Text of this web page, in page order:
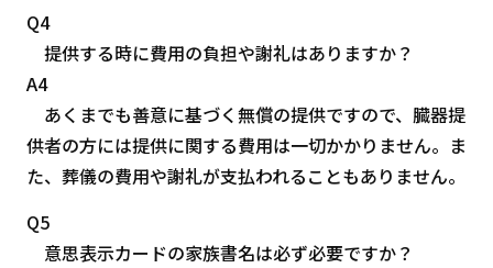
Q4
提供する時に費用の負担や謝礼はありますか？
A4
あくまでも善意に基づく無償の提供ですので、臓器提
供者の方には提供に関する費用は一切かかりません。ま
た、葬儀の費用や謝礼が支払われることもありません。
Q5
意思表示カードの家族書名は必ず必要ですか？